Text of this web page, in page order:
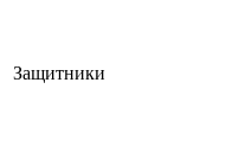
Защитники